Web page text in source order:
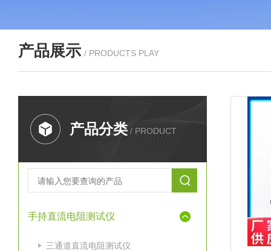
产品展示 / PRODUCTS PLAY
产品分类 / PRODUCT
手持直流电阻测试仪
三通道直流电阻测试仪